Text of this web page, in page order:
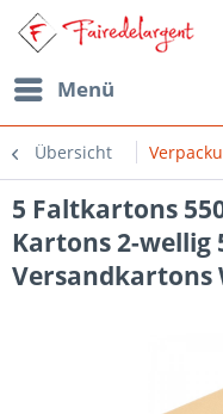
Menü
Übersicht
5 Faltkartons
Kartons 2-wellig
Versandkartons